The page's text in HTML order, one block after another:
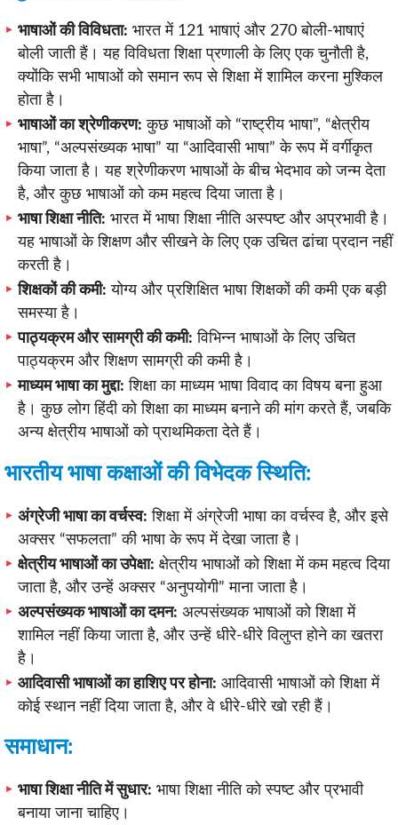
भाषाओं की विविधता: भारत में 121 भाषाएं और 270 बोली-भाषाएं
बोली जाती हैं। यह विविधता शिक्षा प्रणाली के लिए एक चुनौती है,
क्योंकि सभी भाषाओं को समान रूप से शिक्षा में शामिल करना मुश्किल
होता है।
भाषाओं का श्रेणीकरण: कुछ भाषाओं को “राष्ट्रीय भाषा”, “क्षेत्रीय
भाषा”, “अल्पसंख्यक भाषा” या “आदिवासी भाषा” के रूप में वर्गीकृत
किया जाता है। यह श्रेणीकरण भाषाओं के बीच भेदभाव को जन्म देता
है, और कुछ भाषाओं को कम महत्व दिया जाता है।
भाषा शिक्षा नीति: भारत में भाषा शिक्षा नीति अस्पष्ट और अप्रभावी है।
यह भाषाओं के शिक्षण और सीखने के लिए एक उचित ढांचा प्रदान नहीं
करती है।
शिक्षकों की कमी: योग्य और प्रशिक्षित भाषा शिक्षकों की कमी एक बड़ी
समस्या है।
पाठ्यक्रम और सामग्री की कमी: विभिन्न भाषाओं के लिए उचित
पाठ्यक्रम और शिक्षण सामग्री की कमी है।
माध्यम भाषा का मुद्दा: शिक्षा का माध्यम भाषा विवाद का विषय बना हुआ
है। कुछ लोग हिंदी को शिक्षा का माध्यम बनाने की मांग करते हैं, जबकि
अन्य क्षेत्रीय भाषाओं को प्राथमिकता देते हैं।
भारतीय भाषा कक्षाओं की विभेदक स्थिति:
अंग्रेजी भाषा का वर्चस्व: शिक्षा में अंग्रेजी भाषा का वर्चस्व है, और इसे
अक्सर “सफलता” की भाषा के रूप में देखा जाता है।
क्षेत्रीय भाषाओं का उपेक्षा: क्षेत्रीय भाषाओं को शिक्षा में कम महत्व दिया
जाता है, और उन्हें अक्सर “अनुपयोगी” माना जाता है।
अल्पसंख्यक भाषाओं का दमन: अल्पसंख्यक भाषाओं को शिक्षा में
शामिल नहीं किया जाता है, और उन्हें धीरे-धीरे विलुप्त होने का खतरा
है।
आदिवासी भाषाओं का हाशिए पर होना: आदिवासी भाषाओं को शिक्षा में
कोई स्थान नहीं दिया जाता है, और वे धीरे-धीरे खो रही हैं।
समाधान:
भाषा शिक्षा नीति में सुधार: भाषा शिक्षा नीति को स्पष्ट और प्रभावी
बनाया जाना चाहिए।